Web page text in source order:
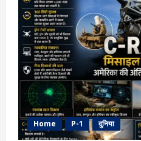
Home P-1 दुनिया